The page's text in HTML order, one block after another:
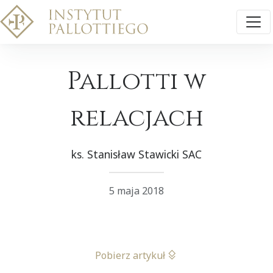
Pallotti w
relacjach
ks. Stanisław Stawicki SAC
5 maja 2018
Pobierz artykuł